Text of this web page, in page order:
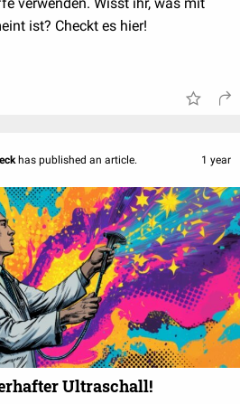
ist? Checkt es hier!
has published an article. 1 year
Ultraschall!